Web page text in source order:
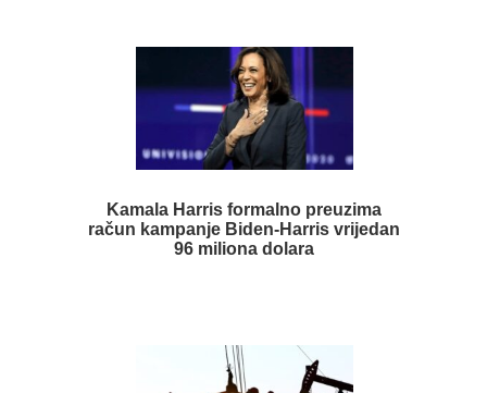
Kamala Harris formalno preuzima
račun kampanje Biden-Harris vrijedan
96 miliona dolara